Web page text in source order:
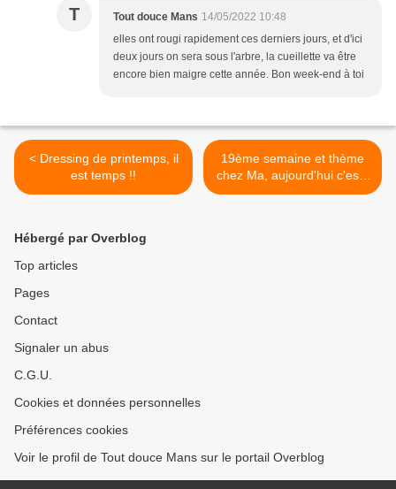
T Tout douce Mans 14/05/2022 10:48
elles ont rougi rapidement ces derniers jours, et d'ici
deux jours on sera sous l'arbre, la cueillette va être
encore bien maigre cette année. Bon week-end à toi
< Dressing de printemps, il
est temps !!
19ème semaine et thème
chez Ma, aujourd'hui c'est :
Fleuri >
Hébergé par Overblog
Top articles
Pages
Contact
Signaler un abus
C.G.U.
Cookies et données personnelles
Préférences cookies
Voir le profil de Tout douce Mans sur le portail Overblog